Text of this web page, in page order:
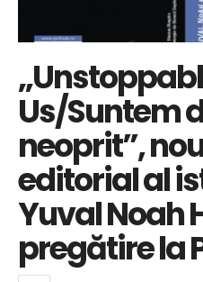
Us/Suntem
neoprit”,
editorial al
Yuval Noah
pregătire la